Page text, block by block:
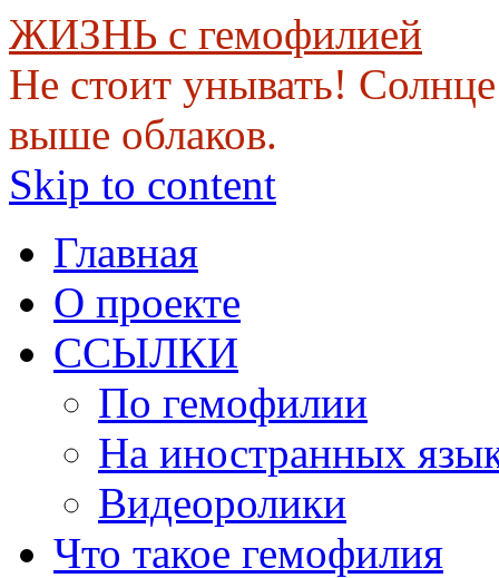
ЖИЗНЬ с гемофилией
Не стоит унывать!
выше облаков.
Skip to content
Главная
О проекте
ССЫЛКИ
По гемофилии
На иностранных
Видеоролики
Что такое гемофилия